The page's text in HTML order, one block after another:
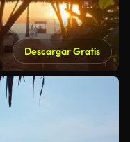
Descargar Gratis